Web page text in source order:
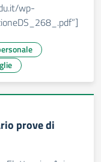
wp-
prove di